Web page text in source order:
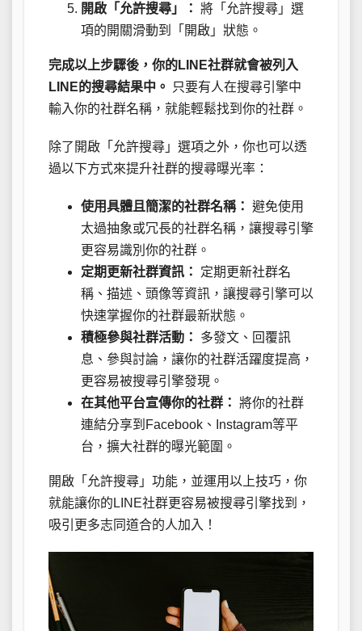
開啟「允許搜尋」： 將「允許搜尋」選
項的開關滑動到「開啟」狀態。
完成以上步驟後，你的LINE社群就會被列入
LINE的搜尋結果中。
只要有人在搜尋引擎中
輸入你的社群名稱，就能輕鬆找到你的社群。
除了開啟「允許搜尋」選項之外，你也可以透
過以下方式來提升社群的搜尋曝光率：
使用具體且簡潔的社群名稱： 避免使用
太過抽象或冗長的社群名稱，讓搜尋引擎
更容易識別你的社群。
定期更新社群資訊：
定期更新社群名
稱、描述、頭像等資訊，讓搜尋引擎可以
快速掌握你的社群最新狀態。
積極參與社群活動：
多發文、回覆訊
息、參與討論，讓你的社群活躍度提高，
更容易被搜尋引擎發現。
在其他平台宣傳你的社群： 將你的社群
連結分享到Facebook、Instagram等平
台，擴大社群的曝光範圍。
開啟「允許搜尋」功能，並運用以上技巧，你
就能讓你的LINE社群更容易被搜尋引擎找到，
吸引更多志同道合的人加入！